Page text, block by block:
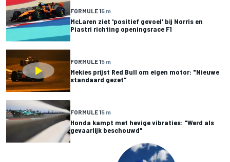
FORMULE 15 m
McLaren ziet 'positief gevoel' bij Norris en
Piastri richting openingsrace F1
FORMULE 15 m
Mekies prijst Red Bull om eigen motor: "Nieuwe
standaard gezet"
FORMULE 15 m
Honda kampt met hevige vibraties: "Werd als
gevaarlijk beschouwd"